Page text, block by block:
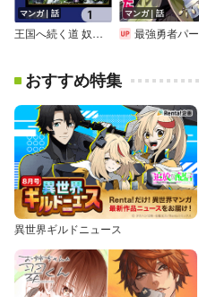
マンガ｜話
王国へ続く道 奴隷剣士の成り上がり英雄譚【分冊版】
マンガ｜話
最強勇者パーティーは愛が知りたい【単話版】
おすすめ特集
異世界ギルドニュース